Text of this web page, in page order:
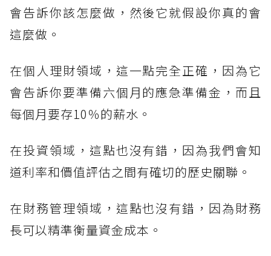
會告訴你該怎麼做，然後它就假設你真的會
這麼做。
在個人理財領域，這一點完全正確，因為它
會告訴你要準備六個月的應急準備金，而且
每個月要存10％的薪水。
在投資領域，這點也沒有錯，因為我們會知
道利率和價值評估之間有確切的歷史關聯。
在財務管理領域，這點也沒有錯，因為財務
長可以精準衡量資金成本。